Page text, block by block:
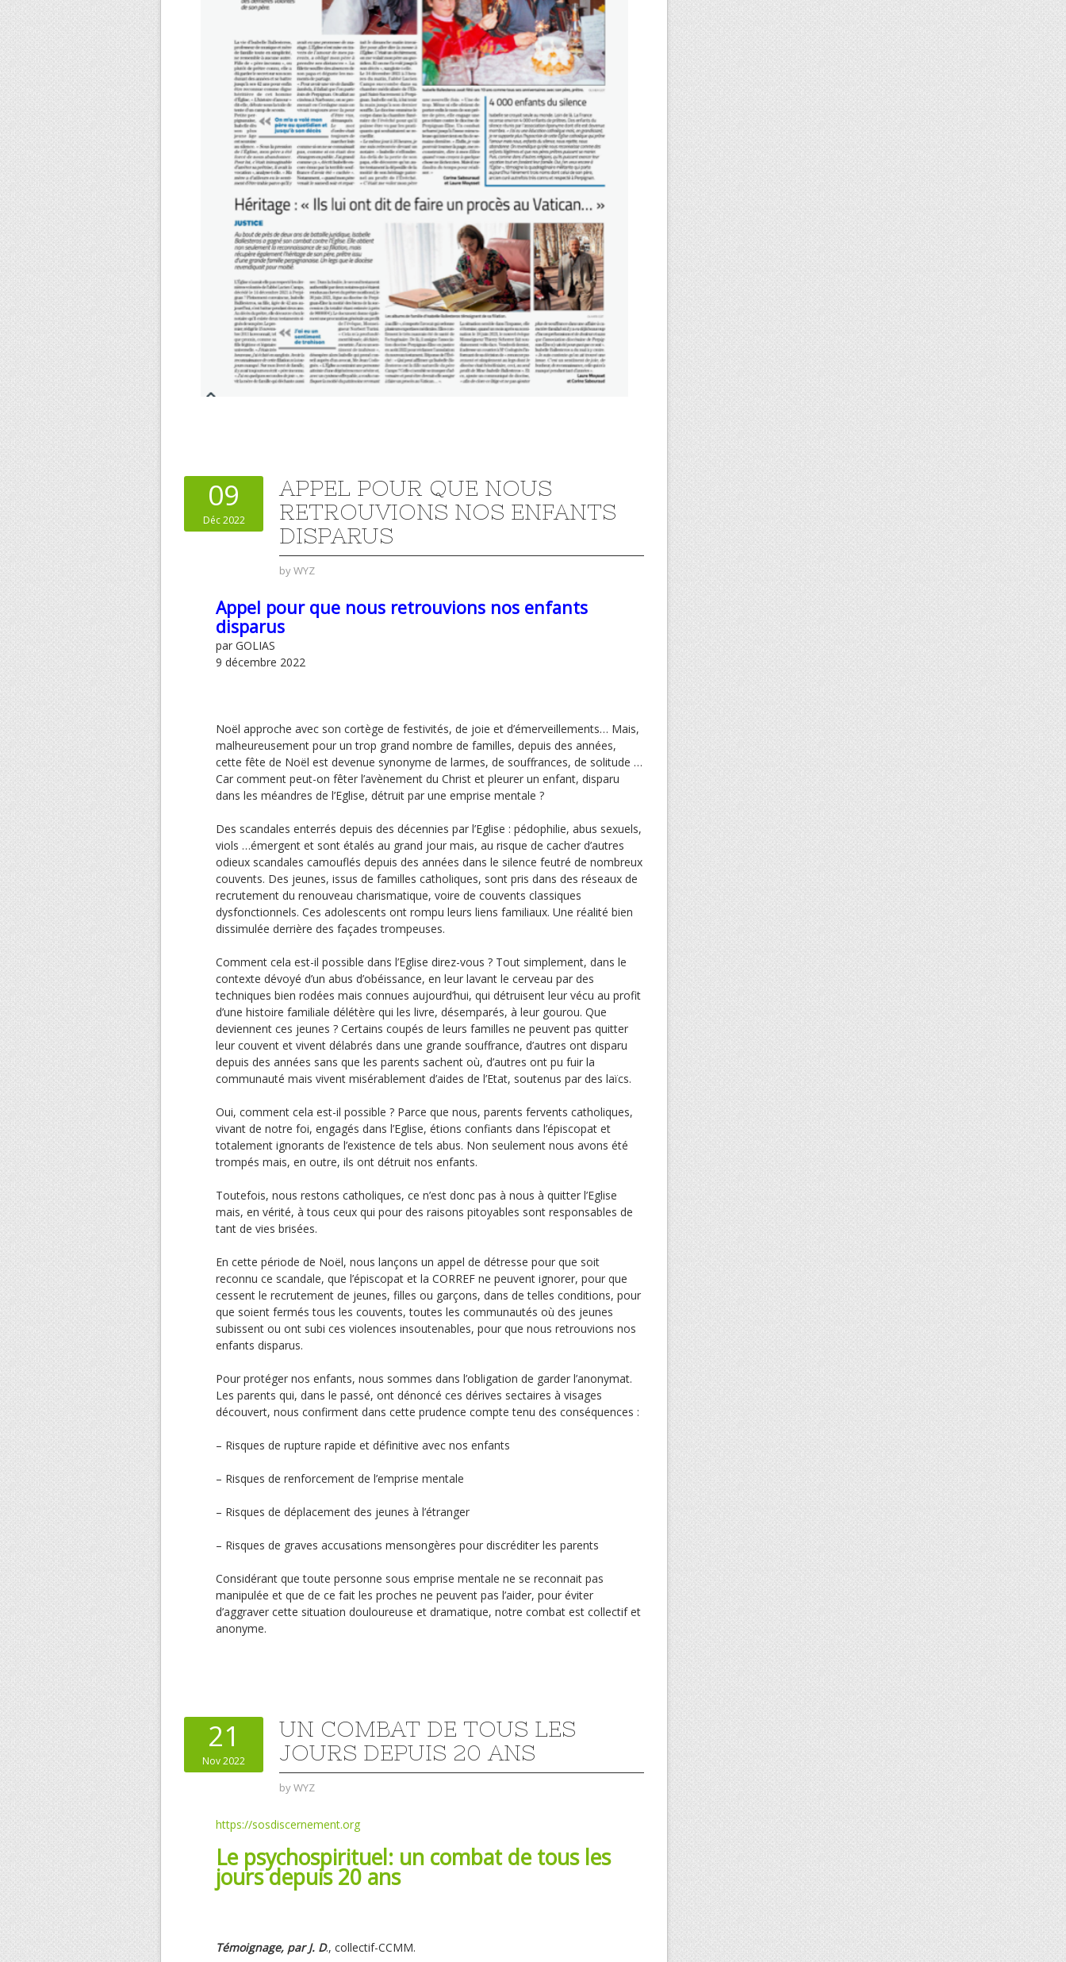
09
Déc 2022
APPEL POUR QUE NOUS
RETROUVIONS NOS ENFANTS
DISPARUS
byWYZ
Appel pour que nous retrouvions nos enfants
disparus
par GOLIAS
9 décembre 2022
Noël approche avec son cortège de festivités, de joie et d’émerveillements… Mais,
malheureusement pour un trop grand nombre de familles, depuis des années,
cette fête de Noël est devenue synonyme de larmes, de souffrances, de solitude …
Car comment peut-on fêter l’avènement du Christ et pleurer un enfant, disparu
dans les méandres de l’Eglise, détruit par une emprise mentale ?
Des scandales enterrés depuis des décennies par l’Eglise : pédophilie, abus sexuels,
viols …émergent et sont étalés au grand jour mais, au risque de cacher d’autres
odieux scandales camouflés depuis des années dans le silence feutré de nombreux
couvents. Des jeunes, issus de familles catholiques, sont pris dans des réseaux de
recrutement du renouveau charismatique, voire de couvents classiques
dysfonctionnels. Ces adolescents ont rompu leurs liens familiaux. Une réalité bien
dissimulée derrière des façades trompeuses.
Comment cela est-il possible dans l’Eglise direz-vous ? Tout simplement, dans le
contexte dévoyé d’un abus d’obéissance, en leur lavant le cerveau par des
techniques bien rodées mais connues aujourd’hui, qui détruisent leur vécu au profit
d’une histoire familiale délétère qui les livre, désemparés, à leur gourou. Que
deviennent ces jeunes ? Certains coupés de leurs familles ne peuvent pas quitter
leur couvent et vivent délabrés dans une grande souffrance, d’autres ont disparu
depuis des années sans que les parents sachent où, d’autres ont pu fuir la
communauté mais vivent misérablement d’aides de l’Etat, soutenus par des laïcs.
Oui, comment cela est-il possible ? Parce que nous, parents fervents catholiques,
vivant de notre foi, engagés dans l’Eglise, étions confiants dans l’épiscopat et
totalement ignorants de l’existence de tels abus. Non seulement nous avons été
trompés mais, en outre, ils ont détruit nos enfants.
Toutefois, nous restons catholiques, ce n’est donc pas à nous à quitter l’Eglise
mais, en vérité, à tous ceux qui pour des raisons pitoyables sont responsables de
tant de vies brisées.
En cette période de Noël, nous lançons un appel de détresse pour que soit
reconnu ce scandale, que l’épiscopat et la CORREF ne peuvent ignorer, pour que
cessent le recrutement de jeunes, filles ou garçons, dans de telles conditions, pour
que soient fermés tous les couvents, toutes les communautés où des jeunes
subissent ou ont subi ces violences insoutenables, pour que nous retrouvions nos
enfants disparus.
Pour protéger nos enfants, nous sommes dans l’obligation de garder l’anonymat.
Les parents qui, dans le passé, ont dénoncé ces dérives sectaires à visages
découvert, nous confirment dans cette prudence compte tenu des conséquences :
– Risques de rupture rapide et définitive avec nos enfants
– Risques de renforcement de l’emprise mentale
– Risques de déplacement des jeunes à l’étranger
– Risques de graves accusations mensongères pour discréditer les parents
Considérant que toute personne sous emprise mentale ne se reconnait pas
manipulée et que de ce fait les proches ne peuvent pas l’aider, pour éviter
d’aggraver cette situation douloureuse et dramatique, notre combat est collectif et
anonyme.
21
Nov 2022
UN COMBAT DE TOUS LES
JOURS DEPUIS 20 ANS
byWYZ
https://sosdiscernement.org
Le psychospirituel: un combat de tous les
jours depuis 20 ans
Témoignage, par J. D., collectif-CCMM.